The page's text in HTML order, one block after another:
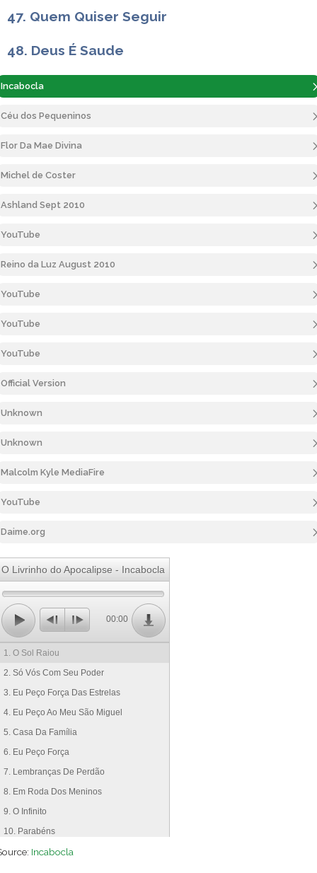
47. Quem Quiser Seguir
48. Deus É Saude
Incabocla
Céu dos Pequeninos
Flor Da Mae Divina
Michel de Coster
Ashland Sept 2010
YouTube
Reino da Luz August 2010
YouTube
YouTube
YouTube
Official Version
Unknown
Unknown
Malcolm Kyle MediaFire
YouTube
Daime.org
O Livrinho do Apocalipse - Incabocla
00:00
1. O Sol Raiou
2. Só Vós Com Seu Poder
3. Eu Peço Força Das Estrelas
4. Eu Peço Ao Meu São Miguel
5. Casa Da Família
6. Eu Peço Força
7. Lembranças De Perdão
8. Em Roda Dos Meninos
9. O Infinito
10. Parabéns
11. O Princípio E O Meio
Incabocla